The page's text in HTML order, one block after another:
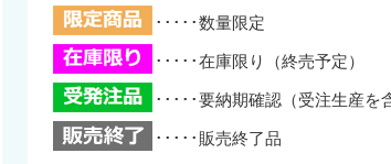
･････数量限定
･････在庫限り（終売予定）
･････要納期確認（受注生産を
･････販売終了品